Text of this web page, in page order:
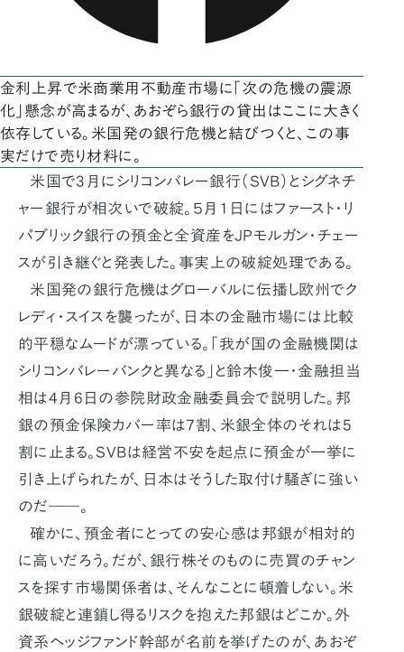
金利上昇で米商業用不動産市場に「次の危機の震源
化」懸念が高まるが、あおぞら銀行の貸出はここに大きく
依存している。米国発の銀行危機と結びつくと、この事
実だけで売り材料に。
米国で3月にシリコンバレー銀行（SVB）とシグネチ
ャー銀行が相次いで破綻。５月１日にはファースト・リ
パブリック銀行の預金と全資産をJPモルガン・チェー
スが引き継ぐと発表した。事実上の破綻処理である。
米国発の銀行危機はグローバルに伝播し欧州でク
レディ・スイスを襲ったが、日本の金融市場には比較
的平穏なムードが漂っている。「我が国の金融機関は
シリコンバレーバンクと異なる」と鈴木俊一・金融担当
相は4月6日の参院財政金融委員会で説明した。邦
銀の預金保険カバー率は7割、米銀全体のそれは5
割に止まる。SVBは経営不安を起点に預金が一挙に
引き上げられたが、日本はそうした取付け騒ぎに強い
のだ――。
確かに、預金者にとっての安心感は邦銀が相対的
に高いだろう。だが、銀行株そのものに売買のチャン
スを探す市場関係者は、そんなことに頓着しない。米
銀破綻と連鎖し得るリスクを抱えた邦銀はどこか。外
資系ヘッジファンド幹部が名前を挙げたのが、あおぞ